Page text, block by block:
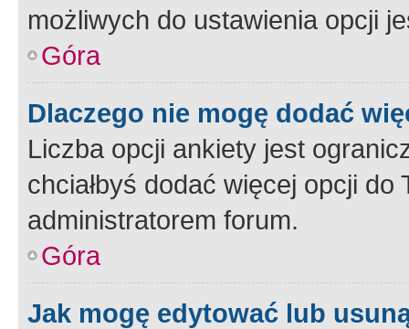
możliwych do ustawienia opcji
Góra
Dlaczego nie mogę dodać
Liczba opcji ankiety jest
chciałbyś dodać więcej opcji
administratorem forum.
Góra
Jak mogę edytować lub